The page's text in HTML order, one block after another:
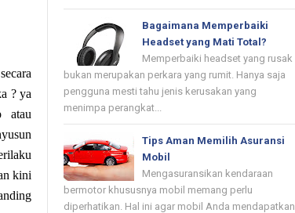
? ya
atau
kini
Bagaimana Memperbaiki
Headset yang Mati Total?
Memperbaiki headset yang rusak
bukan merupakan perkara yang rumit. Hanya saja
pengguna mesti tahu jenis kerusakan yang
menimpa perangkat...
Tips Aman Memilih Asuransi
Mobil
Mengasuransikan kendaraan
bermotor khususnya mobil memang perlu
diperhatikan. Hal ini agar mobil Anda mendapatkan